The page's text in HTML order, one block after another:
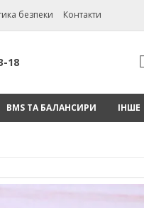
безпеки Контакти
18
BMS ТА БАЛАНСИРИ ІНШЕ